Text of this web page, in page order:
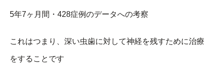
5年7ヶ月間・428症例のデータへの考察
これはつまり、深い虫歯に対して神経を残すために治療
をすることです